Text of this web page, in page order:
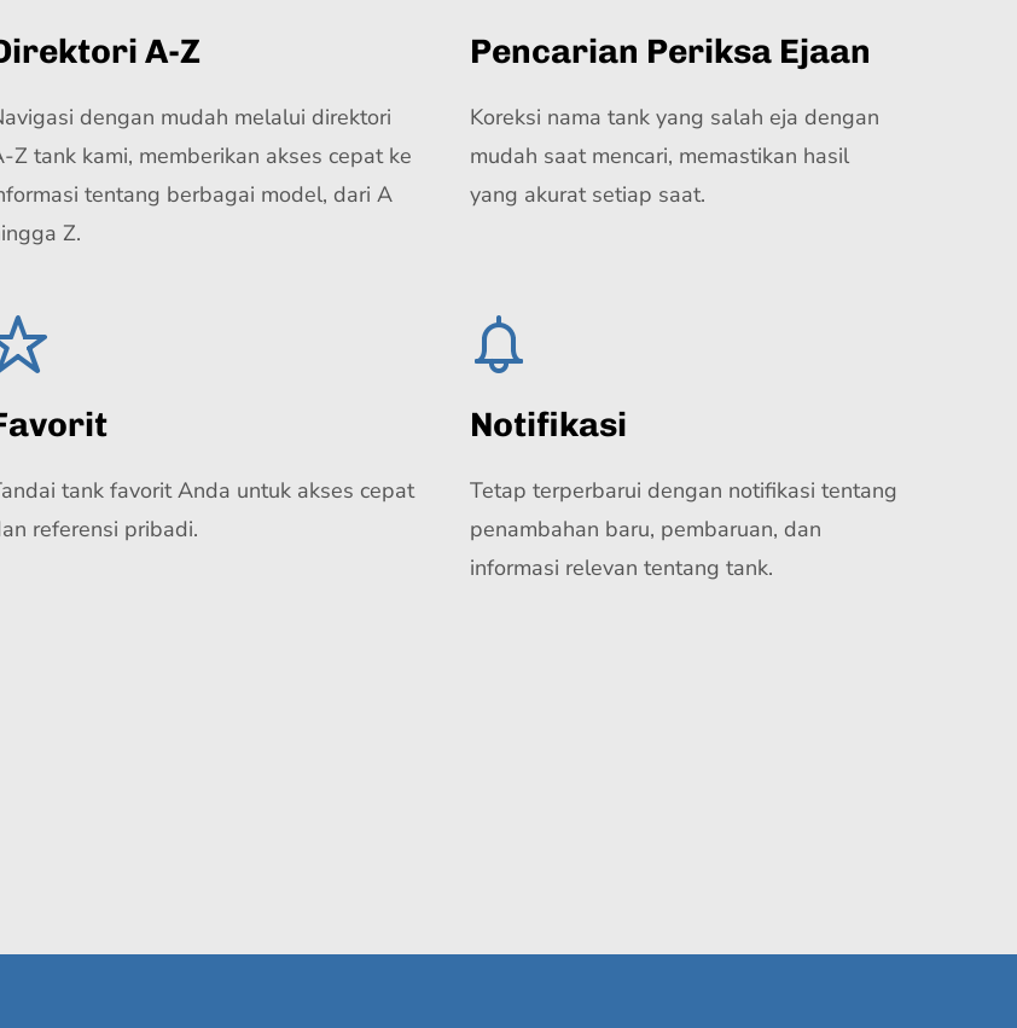
A-Z
dengan mudah melalui direktori
Z tank kami, memberikan akses cepat ke
tentang berbagai model, dari A
Z.
Pencarian Periksa Ejaan
Koreksi nama tank yang salah eja dengan
mudah saat mencari, memastikan hasil
yang akurat setiap saat.
tank favorit Anda untuk akses cepat
referensi pribadi.
Notifikasi
Tetap terperbarui dengan notifikasi tentang
penambahan baru, pembaruan, dan
informasi relevan tentang tank.